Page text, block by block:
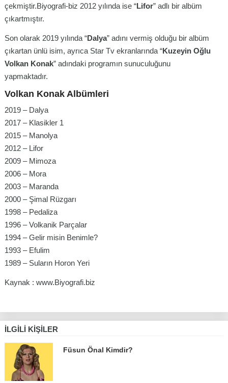
çekmiştir.Biyografi-biz 2012 yılında ise “Lifor” adlı bir albüm
çıkartmıştır.
Son olarak 2019 yılında “Dalya” adını vermiş olduğu bir albüm
çıkartan ünlü isim, ayrıca Star Tv ekranlarında “Kuzeyin Oğlu
Volkan Konak” adındaki programın sunuculuğunu
yapmaktadır.
Volkan Konak Albümleri
2019 – Dalya
2017 – Klasikler 1
2015 – Manolya
2012 – Lifor
2009 – Mimoza
2006 – Mora
2003 – Maranda
2000 – Şimal Rüzgarı
1998 – Pedaliza
1996 – Volkanik Parçalar
1994 – Gelir misin Benimle?
1993 – Efulim
1989 – Suların Horon Yeri
Kaynak : www.Biyografi.biz
İLGILI KIŞILER
Füsun Önal Kimdir?